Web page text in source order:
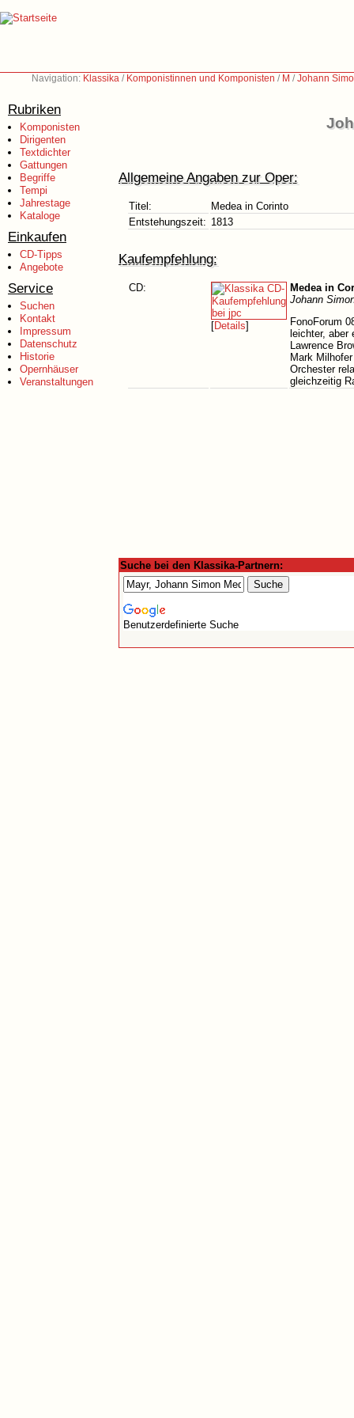
Navigation: Klassika / Komponistinnen und Komponisten / M /Johann
Rubriken
Komponisten
Dirigenten
Textdichter
Gattungen
Begriffe
Tempi
Jahrestage
Kataloge
Einkaufen
CD-Tipps
Angebote
Service
Suchen
Kontakt
Impressum
Datenschutz
Historie
Opernhäuser
Veranstaltungen
Allgemeine Angaben zur Oper:
Titel:
Medea in Corinto
Entstehungszeit: 1813
Kaufempfehlung:
CD:
[Details]
Medea in
Johann
FonoForum
leichter,
Lawrence
Mark
Orchester
gleichzeitig
Suche bei den Klassika-Partnern:
Benutzerdefinierte Suche